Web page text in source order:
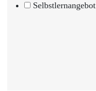
Selbstlernangebot